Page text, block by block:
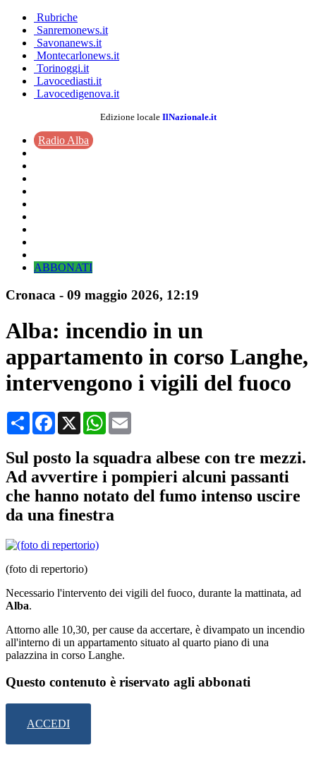
Rubriche
Sanremonews.it
Savonanews.it
Montecarlonews.it
Torinoggi.it
Lavocediasti.it
Lavocedigenova.it
Edizione locale IlNazionale.it
Radio Alba
ABBONATI
Cronaca - 09 maggio 2026, 12:19
Alba: incendio in un
appartamento in corso Langhe,
intervengono i vigili del fuoco
CondividiFacebook
X WhatsApp
Sul posto la squadra albese con tre mezzi.
Ad avvertire i pompieri alcuni passanti
che hanno notato del fumo intenso uscire
da una finestra
(foto di repertorio)
Necessario l'intervento dei vigili del fuoco, durante la mattinata, ad
Alba.
Attorno alle 10,30, per cause da accertare, è divampato un incendio
all'interno di un appartamento situato al quarto piano di una
palazzina in corso Langhe.
Questo contenuto è riservato agli abbonati
ACCEDI